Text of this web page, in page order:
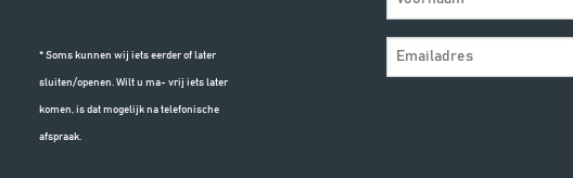
* Soms kunnen wij iets eerder of later
sluiten/openen. Wilt u ma- vrij iets later
komen, is dat mogelijk na telefonische
afspraak.